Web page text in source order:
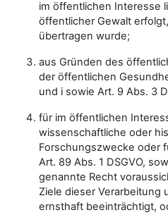
im öffentlichen Interesse
öffentlicher Gewalt
übertragen wurde;
aus Gründen des
der öffentlichen
und i sowie Art. 9 Abs. 3
für im öffentlichen
wissenschaftliche oder
Forschungszwecke oder
Art. 89 Abs. 1 DSGVO,
genannte Recht
Ziele dieser Verarbeitung
ernsthaft beeinträchtigt,